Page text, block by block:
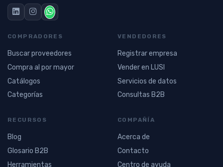
COMPRADORES
Buscar proveedores
Compra al por mayor
Catálogos
Categorías
VENDEDORES
Registrar empresa
Vender en LUSI
Servicios de datos
Consultas B2B
RECURSOS
Blog
Glosario B2B
Herramientas
COMPAÑÍA
Acerca de
Contacto
Centro de ayuda